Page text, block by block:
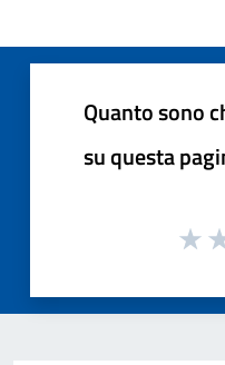
Quanto sono
su questa